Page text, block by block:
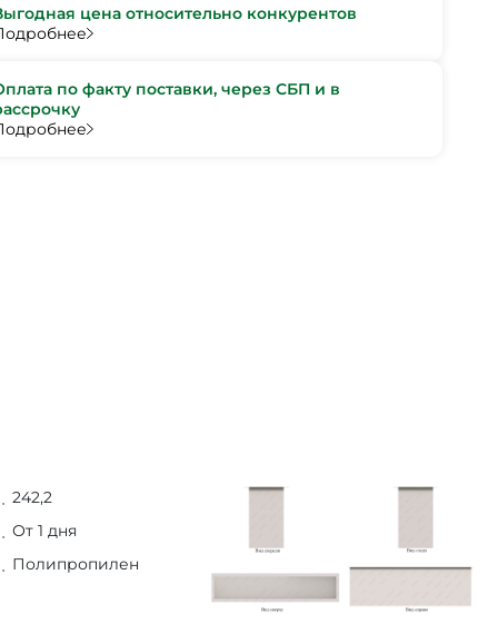
цена относительно конкурентов
по факту поставки, через СБП и в
242,2
От 1 дня
Полипропилен